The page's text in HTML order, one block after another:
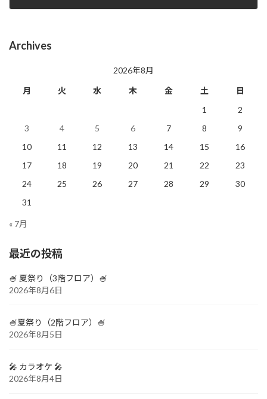
Archives
2026年8月
月
火 水 木 金 土
日
1
2
3
4 5 6 7 8
9
10
11 12 13 14 15
16
17
18 19 20 21 22
23
24
25 26 27 28 29
30
31
« 7月
最近の投稿
🍧 夏祭り（3階フロア）🍧
2026年8月6日
🍧夏祭り（2階フロア）🍧
2026年8月5日
🎤 カラオケ 🎤
2026年8月4日